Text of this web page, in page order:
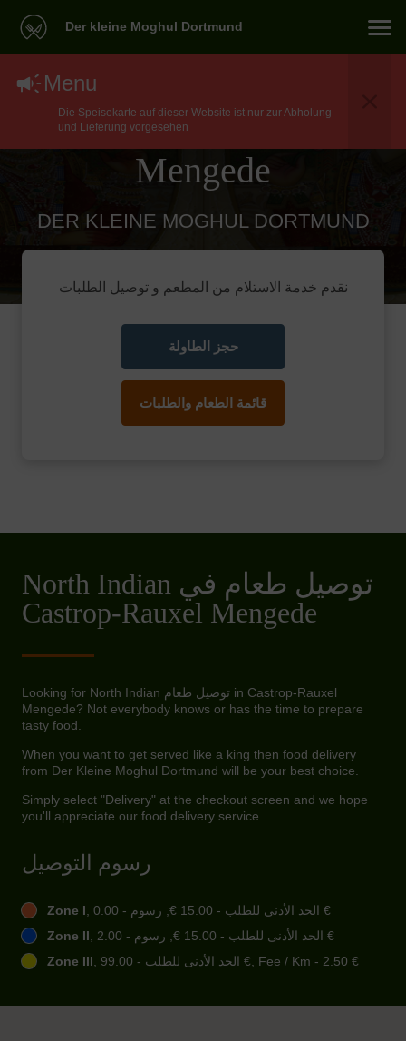
Der kleine Moghul Dortmund
Menu
Die Speisekarte auf dieser Website ist nur zur Abholung
und Lieferung vorgesehen
North Indian توصيل
طعام في Castrop-Rauxel
Mengede
DER KLEINE MOGHUL DORTMUND
نقدم خدمة الاستلام من المطعم و توصيل الطلبات
حجز الطاولة
قائمة الطعام والطلبات
North Indian توصيل طعام في
Castrop-Rauxel Mengede
Looking for North Indian توصيل طعام in Castrop-Rauxel
Mengede? Not everybody knows or has the time to prepare
tasty food.
When you want to get served like a king then food delivery
from Der Kleine Moghul Dortmund will be your best choice.
Simply select "Delivery" at the checkout screen and we hope
you'll appreciate our food delivery service.
رسوم التوصيل
Zone I
, الحد الأدنى للطلب - ‏15.00 €, رسوم - ‏0.00 €
Zone II
, الحد الأدنى للطلب - ‏15.00 €, رسوم - ‏2.00 €
Zone III
, الحد الأدنى للطلب - ‏99.00 €, Fee / Km - ‏2.50 €